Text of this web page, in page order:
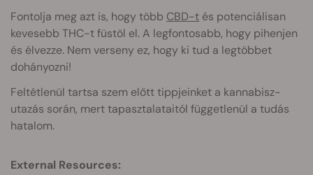
Fontolja meg azt is, hogy több CBD-t és potenciálisan
kevesebb THC-t füstöl el. A legfontosabb, hogy pihenjen
és élvezze. Nem verseny ez, hogy ki tud a legtöbbet
dohányozni!
Feltétlenül tartsa szem előtt tippjeinket a kannabisz-
utazás során, mert tapasztalataitól függetlenül a tudás
hatalom.
External Resources: